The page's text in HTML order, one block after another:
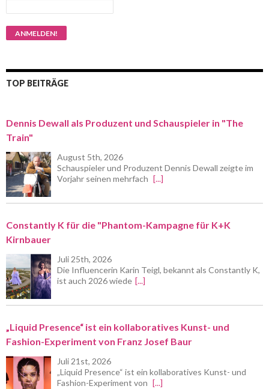
TOP BEITRÄGE
Dennis Dewall als Produzent und Schauspieler in "The
Train"
August 5th, 2026
Schauspieler und Produzent Dennis Dewall zeigte im
Vorjahr seinen mehrfach [...]
Constantly K für die "Phantom-Kampagne für K+K
Kirnbauer
Juli 25th, 2026
Die Influencerin Karin Teigl, bekannt als Constantly K,
ist auch 2026 wiede [...]
„Liquid Presence“ ist ein kollaboratives Kunst- und
Fashion-Experiment von Franz Josef Baur
Juli 21st, 2026
„Liquid Presence“ ist ein kollaboratives Kunst- und
Fashion-Experiment von [...]